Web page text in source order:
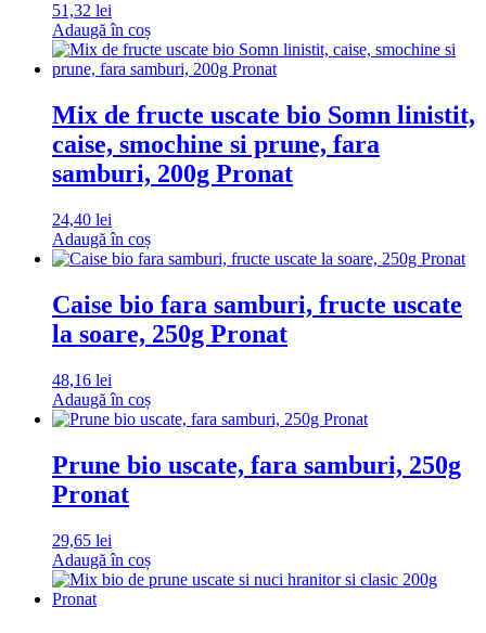
51,32 lei
Adaugă în coș
Mix de fructe uscate bio Somn linistit,
caise, smochine si prune, fara
samburi, 200g Pronat
24,40 lei
Adaugă în coș
Caise bio fara samburi, fructe uscate
la soare, 250g Pronat
48,16 lei
Adaugă în coș
Prune bio uscate, fara samburi, 250g
Pronat
29,65 lei
Adaugă în coș